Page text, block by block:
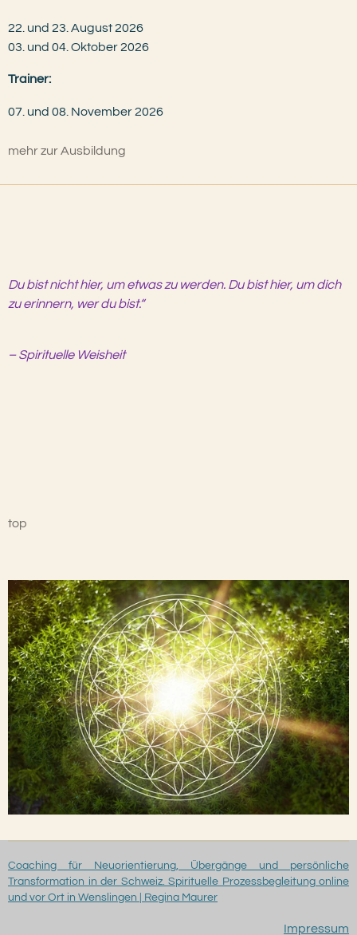
22. und 23. August 2026
03. und 04. Oktober 2026
Trainer:
07. und 08. November 2026
mehr zur Ausbildung
Du bist nicht hier, um etwas zu werden. Du bist hier, um dich
zu erinnern, wer du bist.“
– Spirituelle Weisheit
top
Coaching für Neuorientierung, Übergänge und persönliche
Transformation in der Schweiz. Spirituelle Prozessbegleitung online
und vor Ort in Wenslingen | Regina Maurer
Impressum